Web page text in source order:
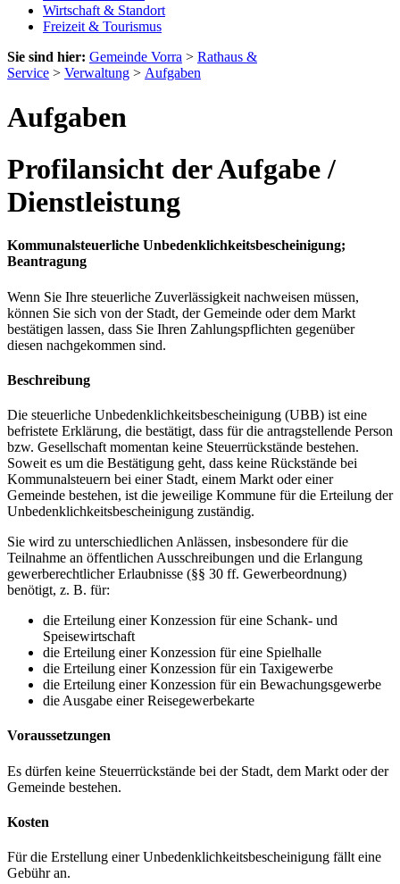
Wirtschaft & Standort
Freizeit & Tourismus
Sie sind hier: Gemeinde Vorra > Rathaus &
Service > Verwaltung > Aufgaben
Aufgaben
Profilansicht der Aufgabe /
Dienstleistung
Kommunalsteuerliche Unbedenklichkeitsbescheinigung;
Beantragung
Wenn Sie Ihre steuerliche Zuverlässigkeit nachweisen müssen,
können Sie sich von der Stadt, der Gemeinde oder dem Markt
bestätigen lassen, dass Sie Ihren Zahlungspflichten gegenüber
diesen nachgekommen sind.
Beschreibung
Die steuerliche Unbedenklichkeitsbescheinigung (UBB) ist eine
befristete Erklärung, die bestätigt, dass für die antragstellende Person
bzw. Gesellschaft momentan keine Steuerrückstände bestehen.
Soweit es um die Bestätigung geht, dass keine Rückstände bei
Kommunalsteuern bei einer Stadt, einem Markt oder einer
Gemeinde bestehen, ist die jeweilige Kommune für die Erteilung der
Unbedenklichkeitsbescheinigung zuständig.
Sie wird zu unterschiedlichen Anlässen, insbesondere für die
Teilnahme an öffentlichen Ausschreibungen und die Erlangung
gewerberechtlicher Erlaubnisse (§§ 30 ff. Gewerbeordnung)
benötigt, z. B. für:
die Erteilung einer Konzession für eine Schank- und
Speisewirtschaft
die Erteilung einer Konzession für eine Spielhalle
die Erteilung einer Konzession für ein Taxigewerbe
die Erteilung einer Konzession für ein Bewachungsgewerbe
die Ausgabe einer Reisegewerbekarte
Voraussetzungen
Es dürfen keine Steuerrückstände bei der Stadt, dem Markt oder der
Gemeinde bestehen.
Kosten
Für die Erstellung einer Unbedenklichkeitsbescheinigung fällt eine
Gebühr an.